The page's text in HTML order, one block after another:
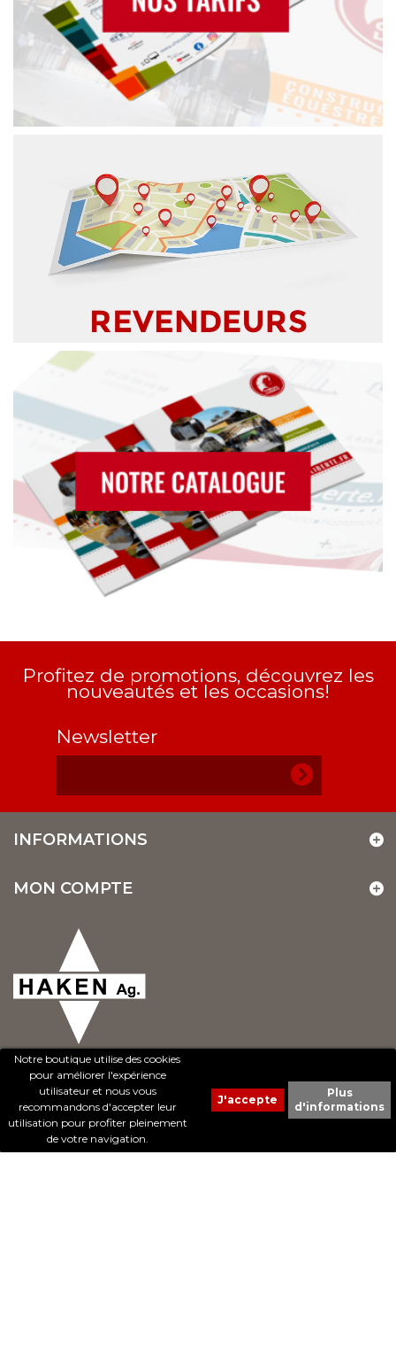
Notre boutique utilise des cookies
pour améliorer l'expérience
utilisateur et nous vous
recommandons d'accepter leur
utilisation pour profiter pleinement
de votre navigation.
Plus
d'informations
Profitez de promotions, découvrez les
nouveautés et les occasions!
Newsletter
INFORMATIONS
MON COMPTE
© 2017 - Cheval Liberté. Tous droits réservés.
Création de sites Internet | ProduWeb